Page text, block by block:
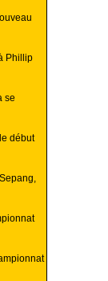
Phillip
se
début